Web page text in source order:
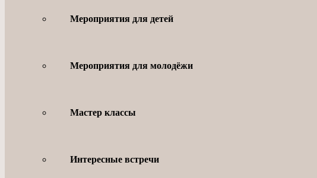
Мероприятия для детей
Мероприятия для молодёжи
Мастер классы
Интересные встречи